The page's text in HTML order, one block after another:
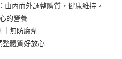
超商條碼／台灣大直營門市／銀行轉
路繳費。
司」（以下簡稱本公司）所提供，讓
付」後，將跳轉至「AFTEE先享後付」
後，即可完成結帳。
通知簡訊。
擊此簡訊中的連結，可透過四大超商／
款，方視為交易完成。
上)免運費
由內而外調整體質，健康維持。
的營養
無防腐劑
整體質好放心